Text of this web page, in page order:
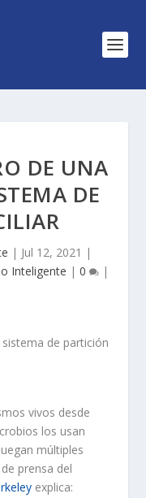
DE UNA
DE
| Jul 12, 2021 |
Inteligente | 0 |
vivos desde
los usan
múltiples
prensa del
explica: